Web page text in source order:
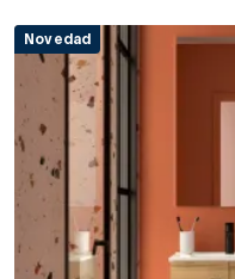
Novedad